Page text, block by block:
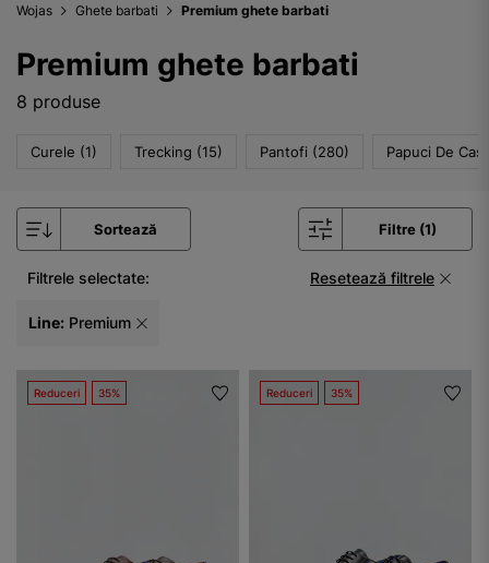
Wojas Ghete barbati Premium ghete barbati
Premium ghete barbati
8 produse
Curele (1) Trecking (15) Pantofi (280) Papuci De
Sortează Filtre (1)
Filtrele selectate: Resetează filtrele
Line: Premium
Reduceri 35% Reduceri 35%